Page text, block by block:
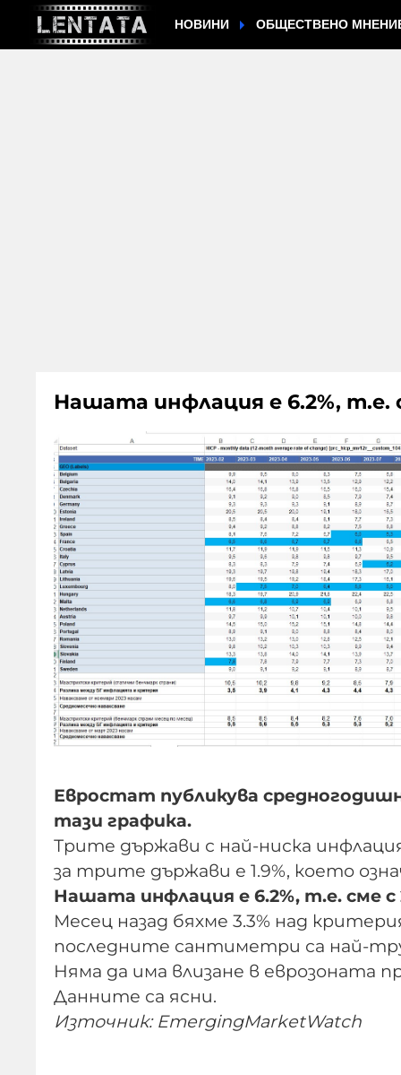
НОВИНИ ОБЩЕСТВЕНО
Нашата инфлация е 6.2%, т.е.
Евростат публикува
тази графика.
Трите държави с най-ниска
за трите държави е 1.9%, което
Нашата инфлация е 6.2%, т.е. сме
Месец назад бяхме 3.3% над
последните сантиметри са най-
Няма да има влизане в еврозоната
Данните са ясни.
Източник: EmergingMarketWatch